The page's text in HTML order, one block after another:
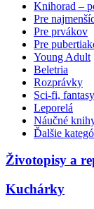
Knihorad –
Pre
Pre prvákov
Pre
Young Adult
Beletria
Rozprávky
Sci-fi,
Leporelá
Náučné
Ďalšie
Životopisy a
Kuchárky